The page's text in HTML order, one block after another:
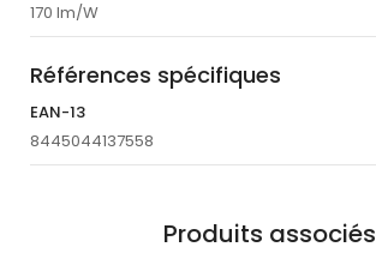
170 lm/W
Références spécifiques
EAN-13
8445044137558
Produits associés